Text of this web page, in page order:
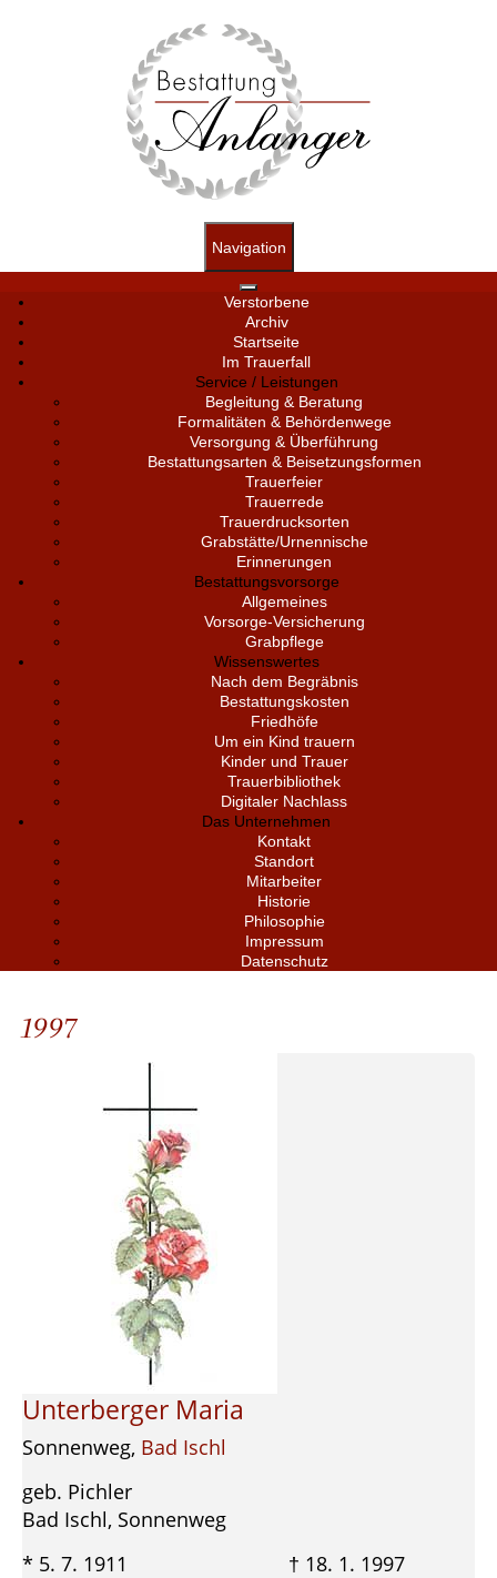
Navigation
Verstorbene
Archiv
Startseite
Im Trauerfall
Service / Leistungen
Begleitung & Beratung
Formalitäten & Behördenwege
Versorgung & Überführung
Bestattungsarten & Beisetzungsformen
Trauerfeier
Trauerrede
Trauerdrucksorten
Grabstätte/Urnennische
Erinnerungen
Bestattungsvorsorge
Allgemeines
Vorsorge-Versicherung
Grabpflege
Wissenswertes
Nach dem Begräbnis
Bestattungskosten
Friedhöfe
Um ein Kind trauern
Kinder und Trauer
Trauerbibliothek
Digitaler Nachlass
Das Unternehmen
Kontakt
Standort
Mitarbeiter
Historie
Philosophie
Impressum
Datenschutz
1997
Unterberger Maria
Sonnenweg, Bad Ischl
geb. Pichler
Bad Ischl, Sonnenweg
* 5. 7. 1911 † 18. 1. 1997